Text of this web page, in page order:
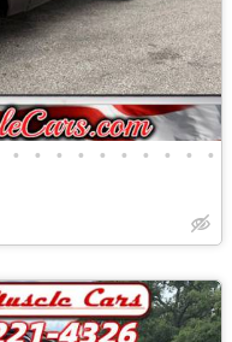
• • • • • • • • • •